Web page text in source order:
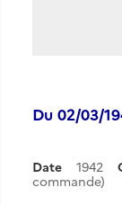
Du 02/03/
Date 1942
commande)